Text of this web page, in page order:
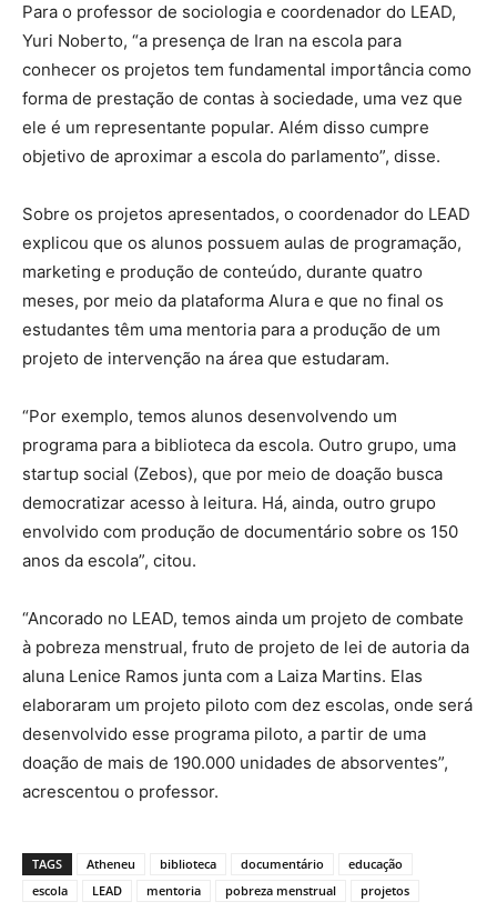
Para o professor de sociologia e coordenador do LEAD,
Yuri Noberto, “a presença de Iran na escola para
conhecer os projetos tem fundamental importância como
forma de prestação de contas à sociedade, uma vez que
ele é um representante popular. Além disso cumpre
objetivo de aproximar a escola do parlamento”, disse.
Sobre os projetos apresentados, o coordenador do LEAD
explicou que os alunos possuem aulas de programação,
marketing e produção de conteúdo, durante quatro
meses, por meio da plataforma Alura e que no final os
estudantes têm uma mentoria para a produção de um
projeto de intervenção na área que estudaram.
“Por exemplo, temos alunos desenvolvendo um
programa para a biblioteca da escola. Outro grupo, uma
startup social (Zebos), que por meio de doação busca
democratizar acesso à leitura. Há, ainda, outro grupo
envolvido com produção de documentário sobre os 150
anos da escola”, citou.
“Ancorado no LEAD, temos ainda um projeto de combate
à pobreza menstrual, fruto de projeto de lei de autoria da
aluna Lenice Ramos junta com a Laiza Martins. Elas
elaboraram um projeto piloto com dez escolas, onde será
desenvolvido esse programa piloto, a partir de uma
doação de mais de 190.000 unidades de absorventes”,
acrescentou o professor.
TAGS Atheneu biblioteca documentário
educação
escola
LEAD mentoria pobreza menstrual projetos